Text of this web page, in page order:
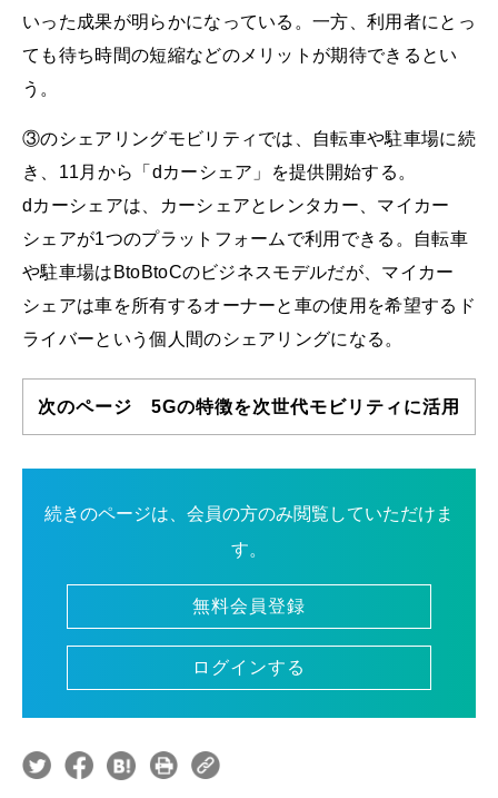
いった成果が明らかになっている。一方、利用者にとっ
ても待ち時間の短縮などのメリットが期待できるとい
う。
③のシェアリングモビリティでは、自転車や駐車場に続
き、11月から「dカーシェア」を提供開始する。
dカーシェアは、カーシェアとレンタカー、マイカー
シェアが1つのプラットフォームで利用できる。自転車
や駐車場はBtoBtoCのビジネスモデルだが、マイカー
シェアは車を所有するオーナーと車の使用を希望するド
ライバーという個人間のシェアリングになる。
次のページ 5Gの特徴を次世代モビリティに活用
続きのページは、会員の方のみ閲覧していただけま
す。
無料会員登録
ログインする